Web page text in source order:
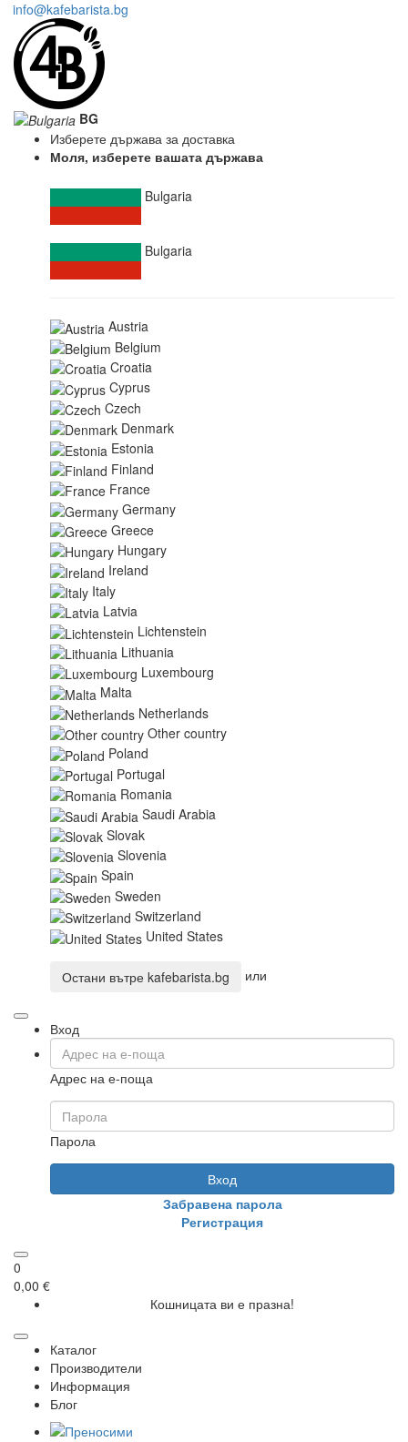
info@kafebarista.bg
BG
Изберете държава за доставка
Моля, изберете вашата държава
Bulgaria
Bulgaria
Austria
Belgium
Croatia
Cyprus
Czech
Denmark
Estonia
Finland
France
Germany
Greece
Hungary
Ireland
Italy
Latvia
Lichtenstein
Lithuania
Luxembourg
Malta
Netherlands
Other country
Poland
Portugal
Romania
Saudi Arabia
Slovak
Slovenia
Spain
Sweden
Switzerland
United States
Остани вътре kafebarista.bg или
Вход
Адрес на е-поща
Парола
Вход
Забравена парола
Регистрация
0
0,00 €
Кошницата ви е празна!
Каталог
Производители
Информация
Блог